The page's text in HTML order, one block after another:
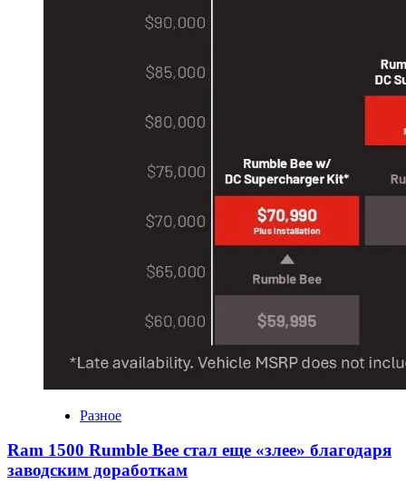
Разное
Ram 1500 Rumble Bee стал еще «злее» благодаря
заводским доработкам